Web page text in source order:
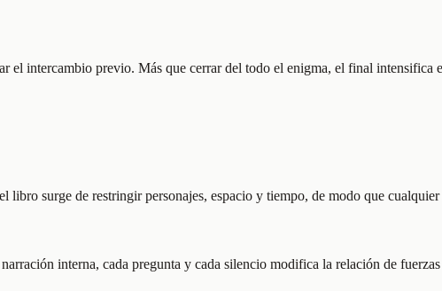
el intercambio previo. Más que cerrar del todo el enigma, el final intensifica
surge de restringir personajes, espacio y tiempo, de modo que
interna, cada pregunta y cada silencio modifica la relación de